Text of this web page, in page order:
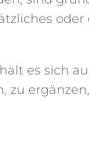
oder
es sich